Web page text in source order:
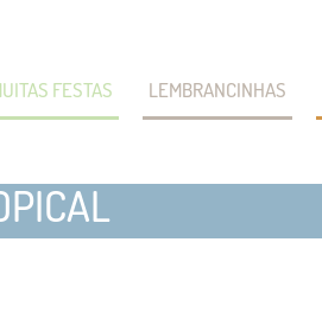
FESTAS LEMBRANCINHAS